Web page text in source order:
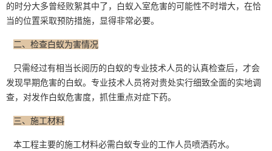
的时分大多曾经败絮其中了，白蚁入室危害的可能性不时增大，在恰
当的位置采取预防措施，显得非常必要。
二、检查白蚁为害情况
只需经过有相当长阅历的白蚁的专业技术人员的认真检查后，才会
发现早期危害的白蚁。专业技术人员将对贵处实行细致全面的实地调
查，对发作白蚁危害度，抓住重点对症下药。
三、施工材料
本工程主要的施工材料必需白蚁专业的工作人员喷洒药水。